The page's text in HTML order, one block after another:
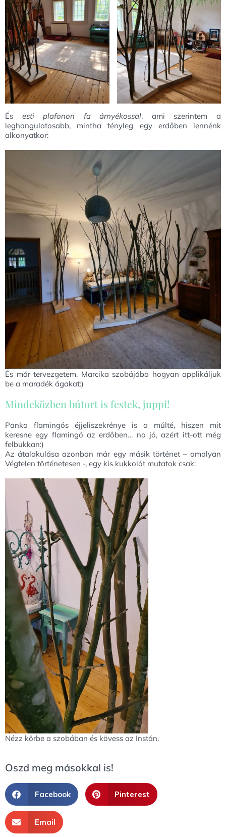
És esti plafonon fa árnyékossal, ami szerintem a
leghangulatosabb, mintha tényleg egy erdőben lennénk
alkonyatkor:
És már tervezgetem, Marcika szobájába hogyan applikáljuk
be a maradék ágakat:)
Mindeközben bútort is festek, juppi!
Panka flamingós éjjeliszekrénye is a múlté, hiszen mit
keresne egy flamingó az erdőben… na jó, azért itt-ott még
felbukkan:)
Az átalakulása azonban már egy másik történet – amolyan
Végtelen történetesen -, egy kis kukkolót mutatok csak:
Nézz körbe a szobában és kövess az Instán.
Oszd meg másokkal is!
Facebook Pinterest
Email